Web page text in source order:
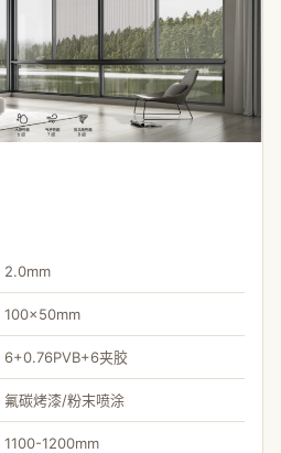
2.0mm
100×50mm
6+0.76PVB+6夹胶
氟碳烤漆/粉末喷涂
1100-1200mm